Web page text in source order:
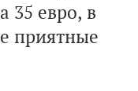
35 евро, в
приятные